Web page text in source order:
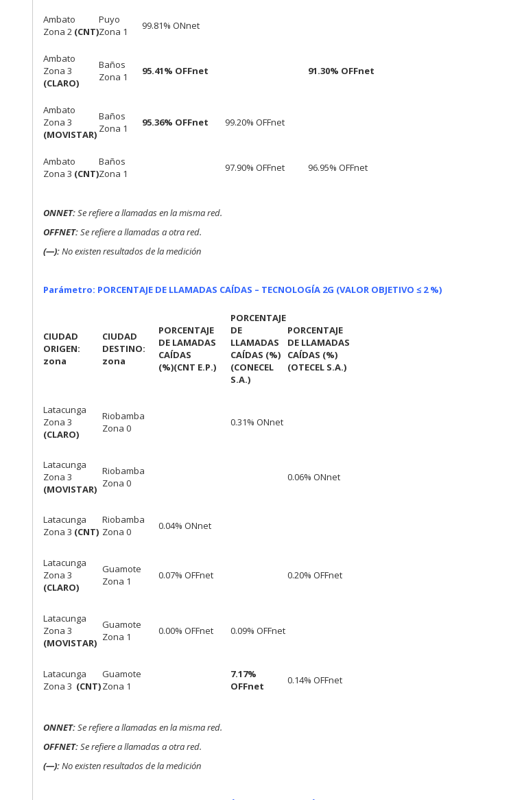
Ambato
Zona 2 (CNT)
Puyo
Zona 1
99.81% ONnet
Ambato
Zona 3
(CLARO)
Baños
Zona 1
95.41% OFFnet 91.30% OFFnet
Ambato
Zona 3
(MOVISTAR)
Baños
Zona 1
95.36% OFFnet 99.20% OFFnet
Ambato
Zona 3 (CNT)
Baños
Zona 1
97.90% OFFnet 96.95% OFFnet
ONNET:Se refiere a llamadas en la misma red.
OFFNET:Se refiere a llamadas a otra red.
(—):No existen resultados de la medición
Parámetro: PORCENTAJE DE LLAMADAS CAÍDAS – TECNOLOGÍA 2G (VALOR OBJETIVO ≤ 2 %)
CIUDAD
ORIGEN:
zona
CIUDAD
DESTINO:
zona
PORCENTAJE
DE LAMADAS
CAÍDAS
(%)(CNT E.P.)
PORCENTAJE
DE
LLAMADAS
CAÍDAS (%)
(CONECEL
S.A.)
PORCENTAJE
DE LLAMADAS
CAÍDAS (%)
(OTECEL S.A.)
Latacunga
Zona 3
(CLARO)
Riobamba
Zona 0
0.31% ONnet
Latacunga
Zona 3
(MOVISTAR)
Riobamba
Zona 0
0.06% ONnet
Latacunga
Zona 3 (CNT)
Riobamba
Zona 0
0.04% ONnet
Latacunga
Zona 3
(CLARO)
Guamote
Zona 1
0.07% OFFnet 0.20% OFFnet
Latacunga
Zona 3
(MOVISTAR)
Guamote
Zona 1
0.00% OFFnet 0.09% OFFnet
Latacunga
Zona 3 (CNT)
Guamote
Zona 1
7.17%
OFFnet
0.14% OFFnet
ONNET:Se refiere a llamadas en la misma red.
OFFNET:Se refiere a llamadas a otra red.
(—):No existen resultados de la medición